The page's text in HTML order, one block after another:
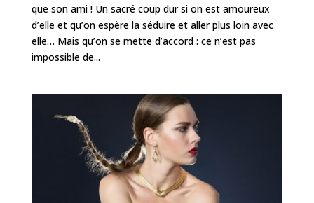
que son ami ! Un sacré coup dur si on est amoureux
d’elle et qu’on espère la séduire et aller plus loin avec
elle… Mais qu’on se mette d’accord : ce n’est pas
impossible de...